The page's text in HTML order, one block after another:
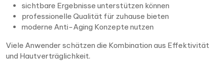
sichtbare Ergebnisse unterstützen können
professionelle Qualität für zuhause bieten
moderne Anti-Aging Konzepte nutzen
Viele Anwender schätzen die Kombination aus Effektivität
und Hautverträglichkeit.